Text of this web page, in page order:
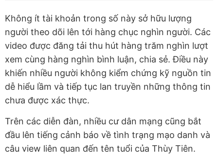
Không ít tài khoản trong số này sở hữu lượng
người theo dõi lên tới hàng chục nghìn người. Các
video được đăng tải thu hút hàng trăm nghìn lượt
xem cùng hàng nghìn bình luận, chia sẻ. Điều này
khiến nhiều người không kiểm chứng kỹ nguồn tin
dễ hiểu lầm và tiếp tục lan truyền những thông tin
chưa được xác thực.
Trên các diễn đàn, nhiều cư dân mạng cũng bắt
đầu lên tiếng cảnh báo về tình trạng mạo danh và
câu view liên quan đến tên tuổi của Thùy Tiên.